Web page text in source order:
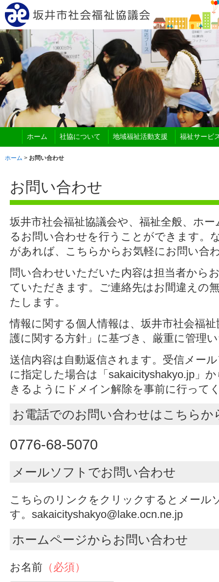
ホーム 社協について 地域福祉活動支援 福祉サービ
ホーム > お問い合わせ
お問い合わせ
坂井市社会福祉協議会や、福祉全般、ホ
るお問い合わせを行うことができます。
があれば、こちらからお気軽にお問い合
問い合わせいただいた内容は担当者から
ていただきます。ご連絡先はお間違えの
たします。
情報に関する個人情報は、坂井市社会福
護に関する方針」に基づき、厳重に管理
送信内容は自動返信されます。受信メー
に指定した場合は「sakaicityshakyo.jp」
きるようにドメイン解除を事前に行って
お電話でのお問い合わせはこちらか
0776-68-5070
メールソフトでお問い合わせ
こちらのリンクをクリックするとメール
す。sakaicityshakyo@lake.ocn.ne.jp
ホームページからお問い合わせ
お名前 （必須）